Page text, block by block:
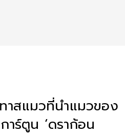
ทาสแมวที่นำแมวของ
าร์ตูน ‘ดราก้อน